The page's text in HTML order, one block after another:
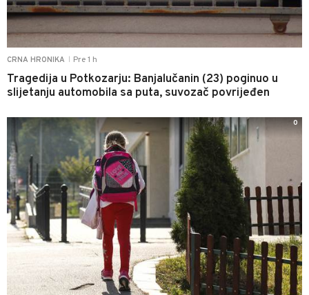
CRNA HRONIKA Pre 1 h
Tragedija u Potkozarju: Banjalučanin (23) poginuo u
slijetanju automobila sa puta, suvozač povrijeđen
0